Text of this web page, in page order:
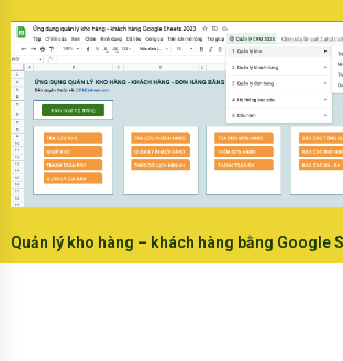
Quản lý kho hàng – khách hàng bằng Google